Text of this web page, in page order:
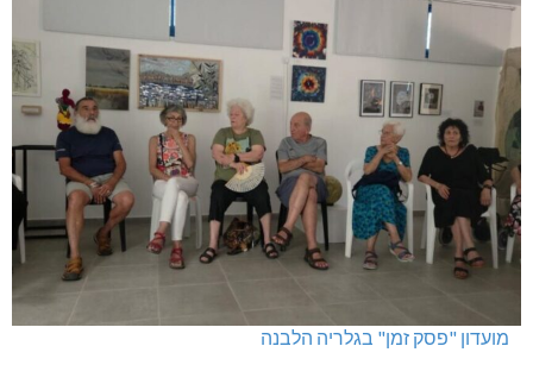
מועדון "פסק זמן" בגלריה הלבנה